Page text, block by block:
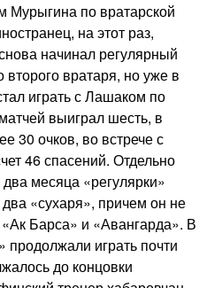
Мурыгина по вратарской
на этот раз,
начинал регулярный
вратаря, но уже в
играть с Лашаком по
выиграл шесть, в
30 очков, во встрече с
46 спасений. Отдельно
месяца «регулярки»
«сухаря», причем он не
Барса» и «Авангарда». В
играть почти
до концовки